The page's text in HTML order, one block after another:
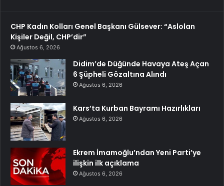
CHP Kadın Kolları Genel Başkanı Gülsever: “Aslolan
Kişiler Değil, CHP’dir”
Ağustos 6, 2026
Didim’de Düğünde Havaya Ateş Açan
6 Şüpheli Gözaltına Alındı
Ağustos 6, 2026
Kars’ta Kurban Bayramı Hazırlıkları
Ağustos 6, 2026
Ekrem İmamoğlu’ndan Yeni Parti’ye
ilişkin ilk açıklama
Ağustos 6, 2026